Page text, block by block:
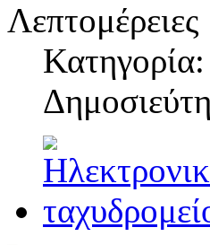
Λεπτομέρειες